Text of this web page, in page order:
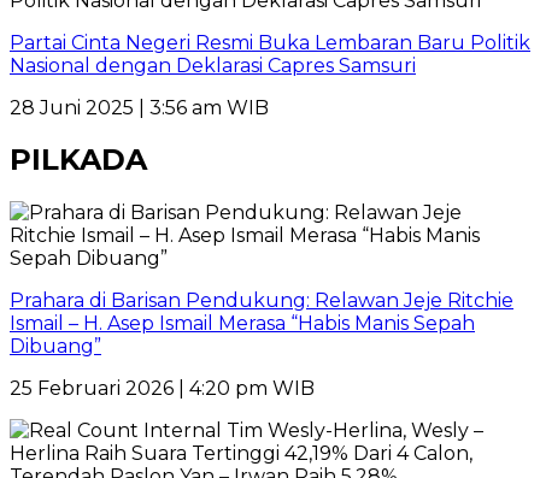
Partai Cinta Negeri Resmi Buka Lembaran Baru Politik
Nasional dengan Deklarasi Capres Samsuri
28 Juni 2025 | 3:56 am WIB
PILKADA
Prahara di Barisan Pendukung: Relawan Jeje Ritchie
Ismail – H. Asep Ismail Merasa “Habis Manis Sepah
Dibuang”
25 Februari 2026 | 4:20 pm WIB